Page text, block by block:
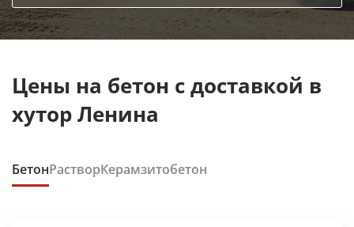
Цены на бетон с доставкой в
хутор Ленина
БетонРастворКерамзитобетон